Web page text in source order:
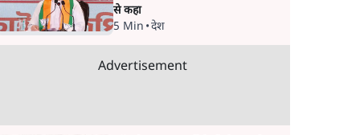
से कहा
5 Min •देश
Advertisement